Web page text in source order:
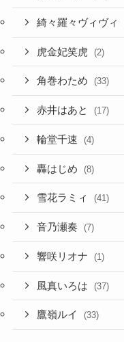
綺々羅々ヴィヴィ
虎金妃笑虎 (2)
角巻わため (33)
赤井はあと (17)
輪堂千速 (4)
轟はじめ (8)
雪花ラミィ (41)
音乃瀬奏 (7)
響咲リオナ (1)
風真いろは (37)
鷹嶺ルイ (33)